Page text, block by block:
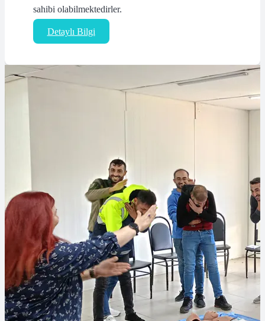
sahibi olabilmektedirler.
Detaylı Bilgi